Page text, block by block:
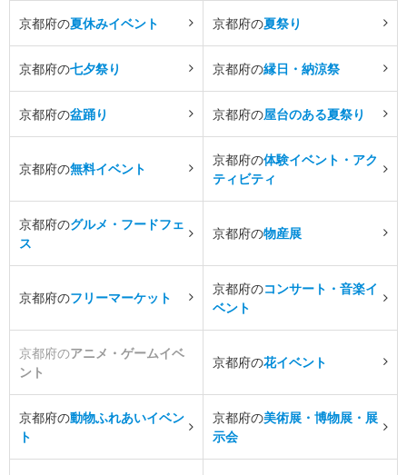
京都府の夏休みイベント 京都府の夏祭り
京都府の七夕祭り 京都府の縁日・納涼祭
京都府の盆踊り 京都府の屋台のある夏祭り
京都府の無料イベント
京都府の体験イベント・アク
ティビティ
京都府のグルメ・フードフェ
ス
京都府の物産展
京都府のフリーマーケット
京都府のコンサート・音楽イ
ベント
京都府のアニメ・ゲームイベ
ント
京都府の花イベント
京都府の動物ふれあいイベン
ト
京都府の美術展・博物展・展
示会